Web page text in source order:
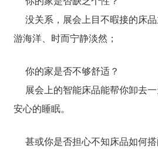
没关系，展会上目不暇接的床品
游海洋、时而宁静淡然；
你的家是否不够舒适？
展会上的智能床品能帮你卸去一
安心的睡眠。
甚或你是否担心不知床品如何搭